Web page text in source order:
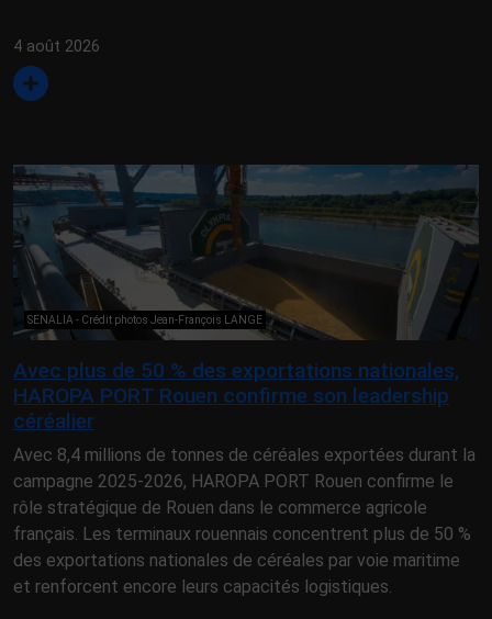
4 août 2026
SENALIA - Crédit photos Jean-François LANGE
Avec plus de 50 % des exportations nationales,
HAROPA PORT Rouen confirme son leadership
céréalier
Avec 8,4 millions de tonnes de céréales exportées durant la
campagne 2025-2026, HAROPA PORT Rouen confirme le
rôle stratégique de Rouen dans le commerce agricole
français. Les terminaux rouennais concentrent plus de 50 %
des exportations nationales de céréales par voie maritime
et renforcent encore leurs capacités logistiques.